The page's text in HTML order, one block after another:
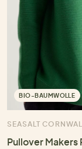
BIO-BAUMWOLLE
SEASALT
Pullover Makers